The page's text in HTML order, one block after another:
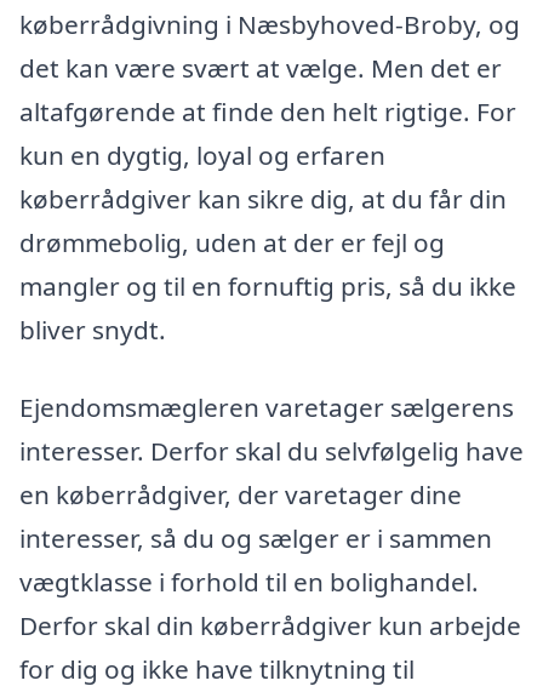
køberrådgivning i Næsbyhoved-Broby, og
det kan være svært at vælge. Men det er
altafgørende at finde den helt rigtige. For
kun en dygtig, loyal og erfaren
køberrådgiver kan sikre dig, at du får din
drømmebolig, uden at der er fejl og
mangler og til en fornuftig pris, så du ikke
bliver snydt.
Ejendomsmægleren varetager sælgerens
interesser. Derfor skal du selvfølgelig have
en køberrådgiver, der varetager dine
interesser, så du og sælger er i sammen
vægtklasse i forhold til en bolighandel.
Derfor skal din køberrådgiver kun arbejde
for dig og ikke have tilknytning til